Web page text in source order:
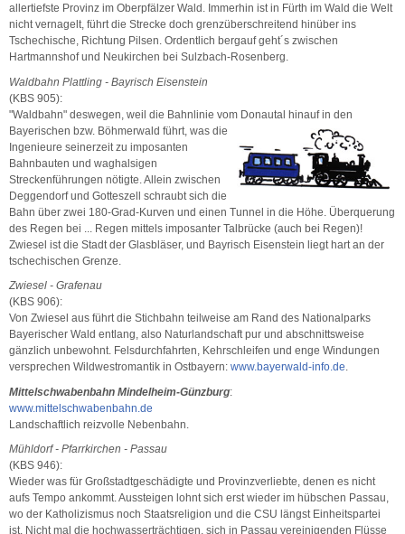
allertiefste Provinz im Oberpfälzer Wald. Immerhin ist in Fürth im Wald die Welt
nicht vernagelt, führt die Strecke doch grenzüberschreitend hinüber ins
Tschechische, Richtung Pilsen. Ordentlich bergauf geht´s zwischen
Hartmannshof und Neukirchen bei Sulzbach-Rosenberg.
Waldbahn Plattling - Bayrisch Eisenstein
(KBS 905):
"Waldbahn" deswegen, weil die Bahnlinie vom Donautal hinauf in den
Bayerischen bzw. Böhmerwald führt, was die
Ingenieure seinerzeit zu imposanten
Bahnbauten und waghalsigen
Streckenführungen nötigte. Allein zwischen
Deggendorf und Gotteszell schraubt sich die
Bahn über zwei 180-Grad-Kurven und einen Tunnel in die Höhe. Überquerung
des Regen bei ... Regen mittels imposanter Talbrücke (auch bei Regen)!
Zwiesel ist die Stadt der Glasbläser, und Bayrisch Eisenstein liegt hart an der
tschechischen Grenze.
Zwiesel - Grafenau
(KBS 906):
Von Zwiesel aus führt die Stichbahn teilweise am Rand des Nationalparks
Bayerischer Wald entlang, also Naturlandschaft pur und abschnittsweise
gänzlich unbewohnt. Felsdurchfahrten, Kehrschleifen und enge Windungen
versprechen Wildwestromantik in Ostbayern: www.bayerwald-info.de.
Mittelschwabenbahn Mindelheim-Günzburg:
www.mittelschwabenbahn.de
Landschaftlich reizvolle Nebenbahn.
Mühldorf - Pfarrkirchen - Passau
(KBS 946):
Wieder was für Großstadtgeschädigte und Provinzverliebte, denen es nicht
aufs Tempo ankommt. Aussteigen lohnt sich erst wieder im hübschen Passau,
wo der Katholizismus noch Staatsreligion und die CSU längst Einheitspartei
ist. Nicht mal die hochwasserträchtigen, sich in Passau vereinigenden Flüsse